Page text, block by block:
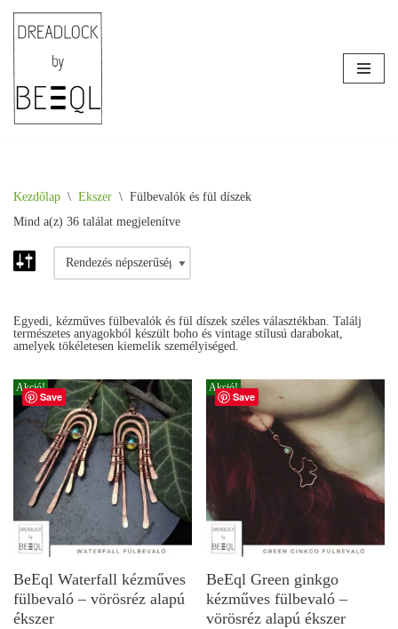
Skip
to
Kezdőlap \ Ékszer \ Fülbevalók és fül díszek
Mind a(z) 36 találat megjelenítve
Egyedi, kézműves fülbevalók és fül díszek széles választékban. Találj
természetes anyagokból készült boho és vintage stílusú darabokat,
amelyek tökéletesen kiemelik személyiséged.
Save
Akció!
BeEql Waterfall kézműves
fülbevaló – vörösréz alapú
ékszer
Save
Akció!
BeEql Green ginkgo
kézműves fülbevaló –
vörösréz alapú ékszer